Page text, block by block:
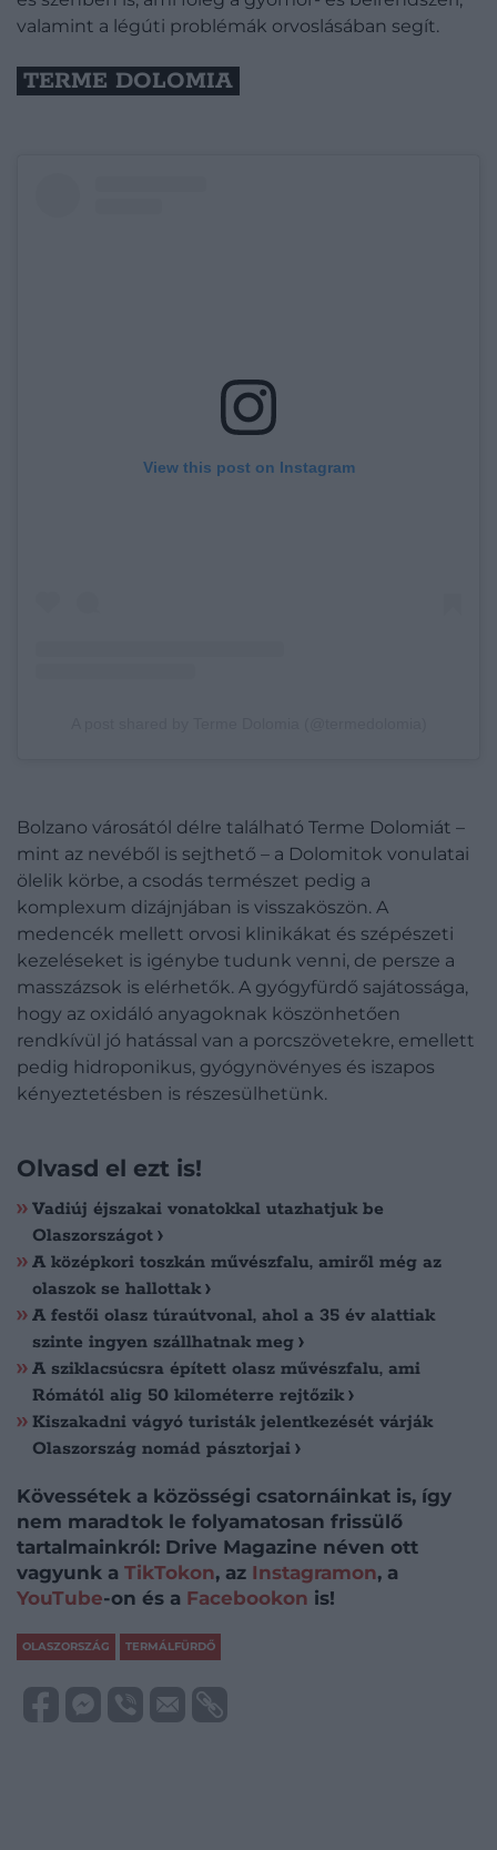
valamint a légúti problémák orvoslásában segít.
TERME DOLOMIA
View this post on Instagram
Bolzano városától délre található Terme Dolomiát –
mint az nevéből is sejthető – a Dolomitok vonulatai
ölelik körbe, a csodás természet pedig a
komplexum dizájnjában is visszaköszön. A
medencék mellett orvosi klinikákat és szépészeti
kezeléseket is igénybe tudunk venni, de persze a
masszázsok is elérhetők. A gyógyfürdő sajátossága,
hogy az oxidáló anyagoknak köszönhetően
rendkívül jó hatással van a porcszövetekre, emellett
pedig hidroponikus, gyógynövényes és iszapos
kényeztetésben is részesülhetünk.
Olvasd el ezt is!
Vadiúj éjszakai vonatokkal utazhatjuk be
Olaszországot
A középkori toszkán művészfalu, amiről még az
olaszok se hallottak
A festői olasz túraútvonal, ahol a 35 év alattiak
szinte ingyen szállhatnak meg
A sziklacsúcsra épített olasz művészfalu, ami
Rómától alig 50 kilométerre rejtőzik
Kiszakadni vágyó turisták jelentkezését várják
Olaszország nomád pásztorjai
Kövessétek a közösségi csatornáinkat is, így
nem maradtok le folyamatosan frissülő
tartalmainkról: Drive Magazine néven ott
vagyunk a TikTokon, az Instagramon, a
YouTube-on és a Facebookon is!
OLASZORSZÁG TERMÁLFÜRDŐ